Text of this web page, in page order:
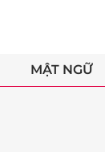
MẬT NGỮ